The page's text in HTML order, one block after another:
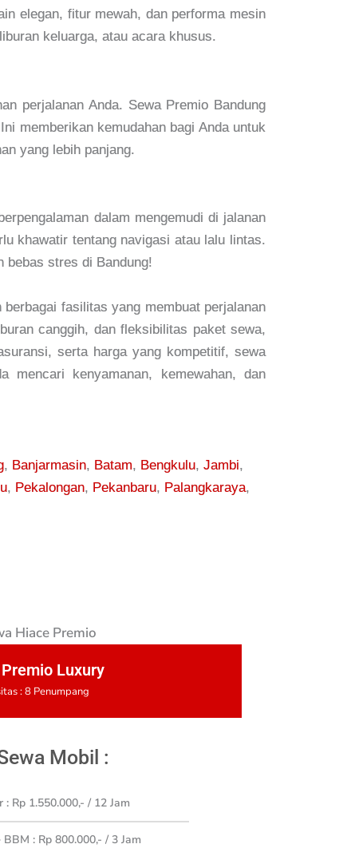
elegan, fitur mewah, dan performa mesin
keluarga, atau acara khusus.
perjalanan Anda. Sewa Premio Bandung
memberikan kemudahan bagi Anda untuk
yang lebih panjang.
dalam mengemudi di jalanan
khawatir tentang navigasi atau lalu lintas.
bebas stres di Bandung!
fasilitas yang membuat perjalanan
canggih, dan fleksibilitas paket sewa,
serta harga yang kompetitif, sewa
kenyamanan, kemewahan, dan
, Banjarmasin, Batam, Bengkulu, Jambi,
, Pekalongan, Pekanbaru, Palangkaraya,
Luxury
: 8 Penumpang
Mobil :
: Rp 1.550.000,- / 12 Jam
: Rp 800.000,- / 3 Jam